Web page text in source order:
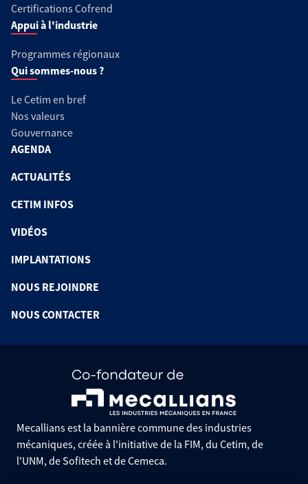
Certifications Cofrend
Appui à l'industrie
Programmes régionaux
Qui sommes-nous ?
Le Cetim en bref
Nos valeurs
Gouvernance
AGENDA
ACTUALITÉS
CETIM INFOS
VIDÉOS
IMPLANTATIONS
NOUS REJOINDRE
NOUS CONTACTER
Mecallians est la bannière commune des industries
mécaniques, créée à l'initiative de la FIM, du Cetim, de
l'UNM, de Sofitech et de Cemeca.